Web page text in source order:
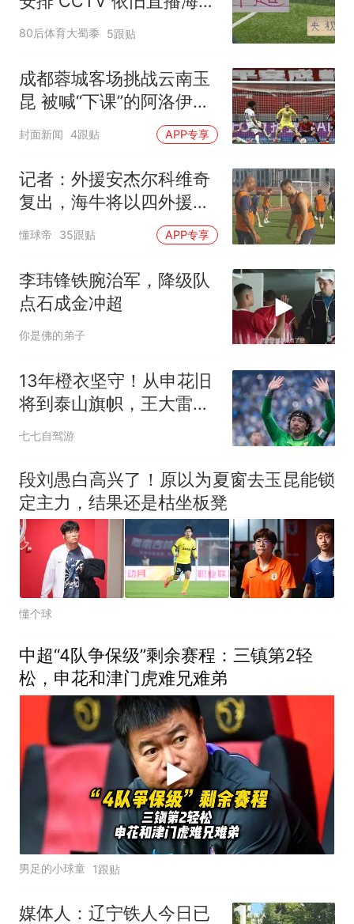
还有北京国安比赛
80后体育大蜀黍 5跟贴
成都蓉城客场挑战云南玉
昆 被喊“下课”的阿洛伊西
能否止颓？
封面新闻 4跟贴 APP专享
记者：外援安杰尔科维奇
复出，海牛将以四外援迎
战申花
懂球帝 35跟贴 APP专享
李玮锋铁腕治军，降级队
点石成金冲超
你是佛的弟子
13年橙衣坚守！从申花旧
将到泰山旗帜，王大雷用
扑救改写偏见
七七自驾游
段刘愚白高兴了！原以为夏窗去玉昆能锁
定主力，结果还是枯坐板凳
懂个球
中超“4队争保级”剩余赛程：三镇第2轻
松，申花和津门虎难兄难弟
男足的小球童 1跟贴
媒体人：辽宁铁人今日已